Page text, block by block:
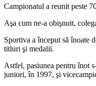
Campionatul a reunit peste
Aşa cum ne-a obişnuit,
Sportiva a început să înoate
titluri şi medalii.
Astfel, pasiunea pentru înot
juniori, în 1997, şi